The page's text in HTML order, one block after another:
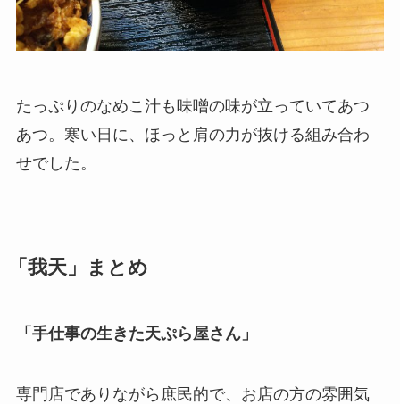
たっぷりのなめこ汁も味噌の味が立っていてあつ
あつ。寒い日に、ほっと肩の力が抜ける組み合わ
せでした。
「我天」まとめ
「手仕事の生きた天ぷら屋さん」
専門店でありながら庶民的で、お店の方の雰囲気